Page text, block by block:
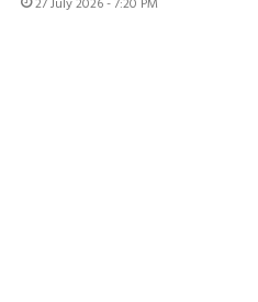
27 July 2026 - 7:20 PM